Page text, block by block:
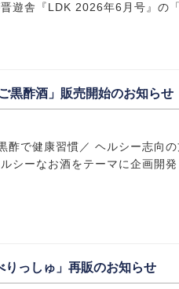
遊舎『LDK 2026年6月号』の
黒酢酒」販売開始のお知らせ
酢で健康習慣／ ヘルシー志向
シーなお酒をテーマに企画開
っしゅ」再販のお知らせ